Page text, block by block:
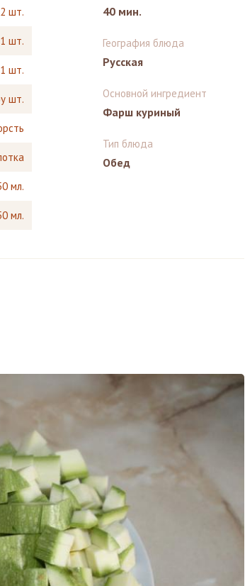
2 шт.
1 шт.
1 шт.
шт.
мл.
мл.
40 мин.
География блюда
Русская
Основной ингредиент
Фарш куриный
Тип блюда
Обед